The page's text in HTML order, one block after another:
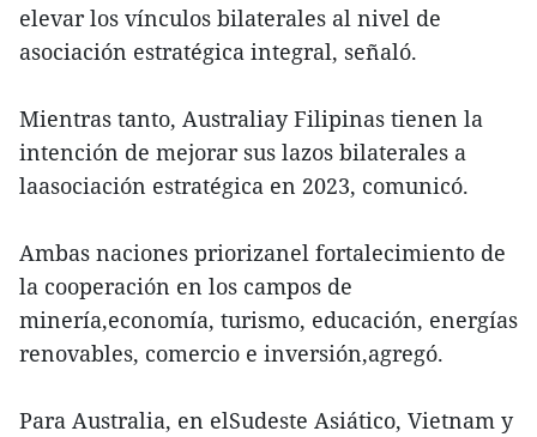
elevar los vínculos bilaterales al nivel de
asociación estratégica integral, señaló.
Mientras tanto, Australiay Filipinas tienen la
intención de mejorar sus lazos bilaterales a
laasociación estratégica en 2023, comunicó.
Ambas naciones priorizanel fortalecimiento de
la cooperación en los campos de
minería,economía, turismo, educación, energías
renovables, comercio e inversión,agregó.
Para Australia, en elSudeste Asiático, Vietnam y